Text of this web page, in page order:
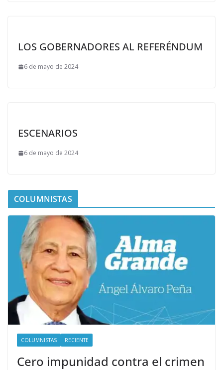
LOS GOBERNADORES AL REFERÉNDUM
6 de mayo de 2024
ESCENARIOS
6 de mayo de 2024
COLUMNISTAS
COLUMNISTAS RECIENTE
Cero impunidad contra el crimen